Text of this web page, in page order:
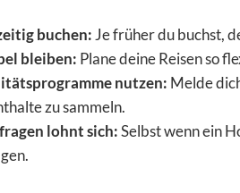
buchen: Je früher du buchst,
bleiben: Plane deine Reisen so
nutzen: Melde
zu sammeln.
lohnt sich:Selbst wenn ein